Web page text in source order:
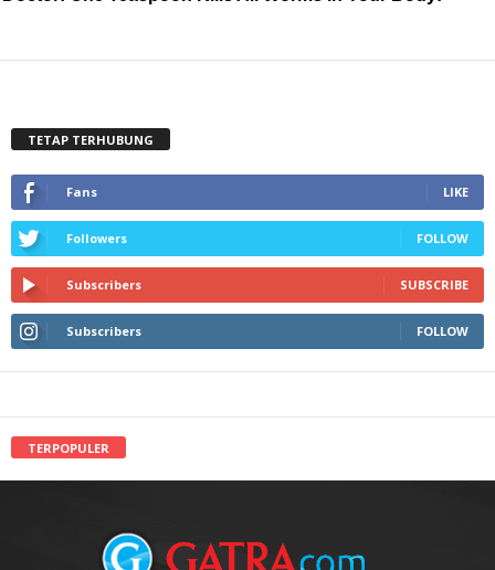
TETAP TERHUBUNG
Fans LIKE
Followers FOLLOW
Subscribers SUBSCRIBE
Subscribers FOLLOW